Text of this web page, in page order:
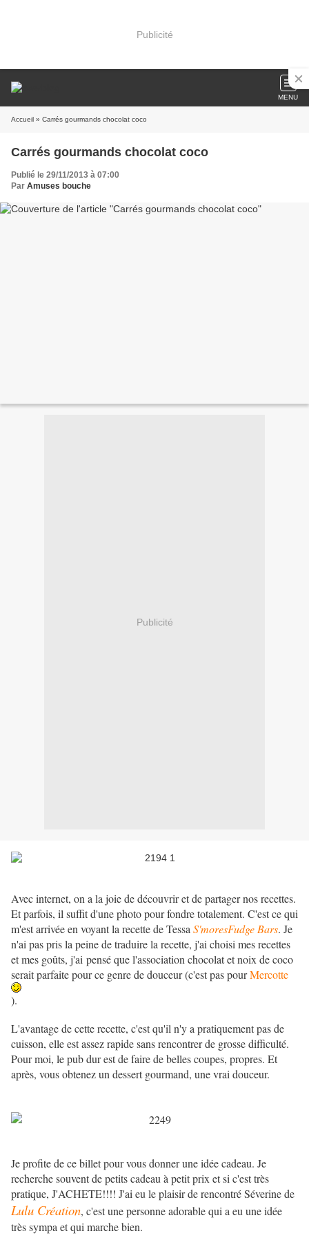
Publicité
MENU
Accueil » Carrés gourmands chocolat coco
Carrés gourmands chocolat coco
Publié le 29/11/2013 à 07:00
Par Amuses bouche
Publicité
Avec internet, on a la joie de découvrir et de partager nos recettes.
Et parfois, il suffit d'une photo pour fondre totalement. C'est ce qui
m'est arrivée en voyant la recette de Tessa S'moresFudge Bars. Je
n'ai pas pris la peine de traduire la recette, j'ai choisi mes recettes
et mes goûts, j'ai pensé que l'association chocolat et noix de coco
serait parfaite pour ce genre de douceur (c'est pas pourMercotte
).
L'avantage de cette recette, c'est qu'il n'y a pratiquement pas de
cuisson, elle est assez rapide sans rencontrer de grosse difficulté.
Pour moi, le pub dur est de faire de belles coupes, propres. Et
après, vous obtenez un dessert gourmand, une vrai douceur.
Je profite de ce billet pour vous donner une idée cadeau. Je
recherche souvent de petits cadeau à petit prix et si c'est très
pratique, J'ACHETE!!!! J'ai eu le plaisir de rencontré Séverine de
Lulu Création, c'est une personne adorable qui a eu une idée
très sympa et qui marche bien.